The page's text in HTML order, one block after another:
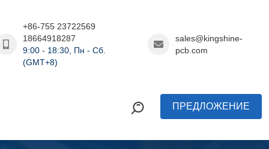
+86-755 23722569
18664918287
9:00 - 18:30, Пн - Сб.
(GMT+8)
sales@kingshine-
pcb.com
ПРЕДЛОЖЕНИЕ